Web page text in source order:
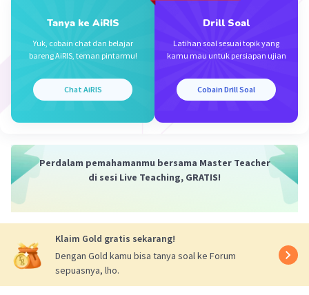
Jawabannya adalah:
A. Keseluruhan peraturan, baik yang tertulis
kepada keseluruhan peraturan yang mengatur
kehidupan suatu masyarakat, termasuk
prinsip-prinsip yang dianggap sebagai konstitusi
tidak tertulis. Oleh karena itu, pilihan jawaban
yang tepat adalah opsi A.
Tanya ke AiRIS
Yuk, cobain chat dan belajar
bareng AiRIS, teman pintarmu!
Chat AiRIS
Drill Soal
Latihan soal sesuai topik yang
kamu mau untuk persiapan ujian
Cobain Drill Soal
Perdalam pemahamanmu bersama Master Teacher
di sesi Live Teaching, GRATIS!
Klaim Gold gratis sekarang!
Dengan Gold kamu bisa tanya soal ke Forum
sepuasnya, lho.